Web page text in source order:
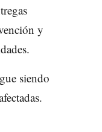
y
siendo